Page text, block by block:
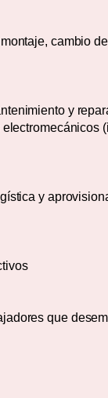
cambio
y
y
que